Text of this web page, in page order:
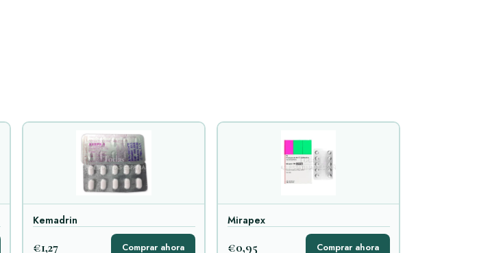
Kemadrin
€1,27 Comprar ahora
Mirapex
€0,95 Comprar ahora